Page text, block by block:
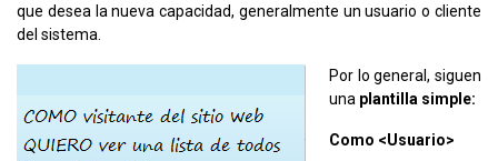
que desea la nueva capacidad, generalmente un usuario o cliente
del sistema.
Por lo general, siguen
una plantilla simple:
Como <Usuario>